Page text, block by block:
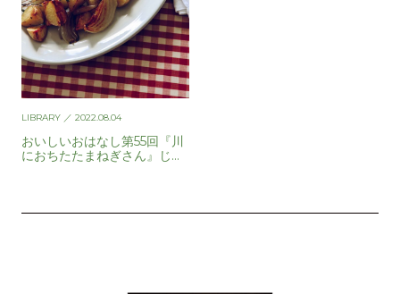
LIBRARY ／ 2022.08.04
おいしいおはなし第55回『川
におちたたまねぎさん』じゃ